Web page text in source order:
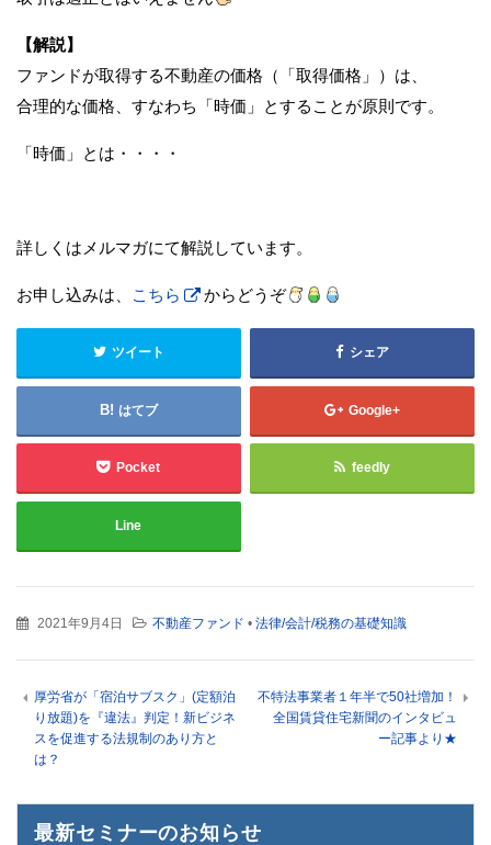
【解説】
ファンドが取得する不動産の価格（「取得価格」）は、
合理的な価格、すなわち「時価」とすることが原則です。
「時価」とは・・・・
詳しくはメルマガにて解説しています。
お申し込みは、 こちら からどうぞ
ツイート シェア
はてブ Google+
Pocket feedly
Line
2021年9月4日 不動産ファンド • 法律/会計/税務の基礎知識
厚労省が「宿泊サブスク」(定額泊
り放題)を『違法』判定！新ビジネ
スを促進する法規制のあり方と
は？
不特法事業者１年半で50社増加！
全国賃貸住宅新聞のインタビュ
ー記事より★
最新セミナーのお知らせ